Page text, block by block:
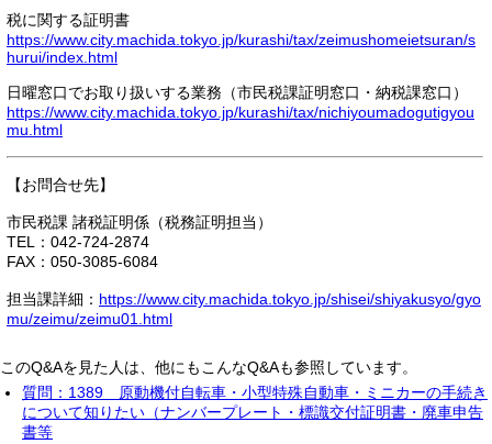
税に関する証明書
https://www.city.machida.tokyo.jp/kurashi/tax/zeimushomeietsuran/s
hurui/index.html
日曜窓口でお取り扱いする業務（市民税課証明窓口・納税課窓口）
https://www.city.machida.tokyo.jp/kurashi/tax/nichiyoumadogutigyou
mu.html
【お問合せ先】
市民税課 諸税証明係（税務証明担当）
TEL：042-724-2874
FAX：050-3085-6084
担当課詳細： https://www.city.machida.tokyo.jp/shisei/shiyakusyo/gyo
mu/zeimu/zeimu01.html
このQ&Aを見た人は、他にもこんなQ&Aも参照しています。
質問：1389 原動機付自転車・小型特殊自動車・ミニカーの手続き
について知りたい（ナンバープレート・標識交付証明書・廃車申告
書等